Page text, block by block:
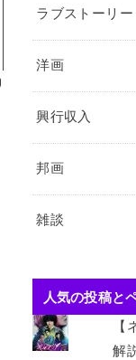
ラブストーリー
洋画
興行収入
邦画
雑談
人気の投稿と
【
解